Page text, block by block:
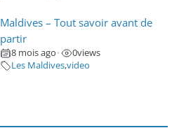
Maldives – Tout savoir avant de
partir
8 mois ago • 0views
Les Maldives,video